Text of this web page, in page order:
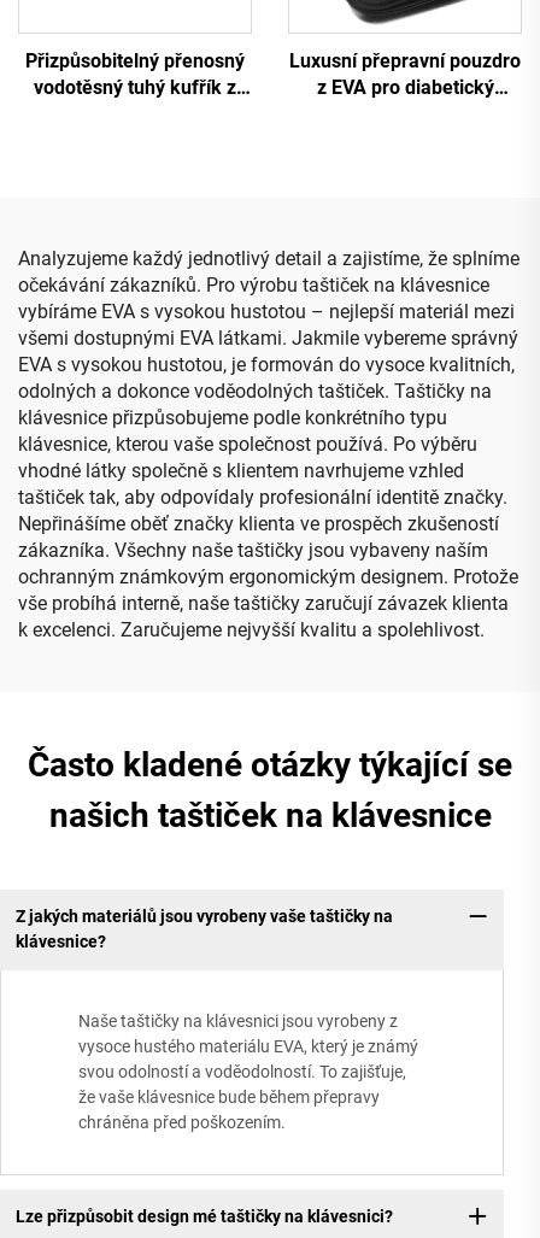
Přizpůsobitelný přenosný
vodotěsný tuhý kufřík z
Luxusní přepravní pouzdro
z EVA pro diabetický
inzulín
Analyzujeme každý jednotlivý detail a zajistíme, že splníme
očekávání zákazníků. Pro výrobu taštiček na klávesnice
vybíráme EVA s vysokou hustotou – nejlepší materiál mezi
všemi dostupnými EVA látkami. Jakmile vybereme správný
EVA s vysokou hustotou, je formován do vysoce kvalitních,
odolných a dokonce voděodolných taštiček. Taštičky na
klávesnice přizpůsobujeme podle konkrétního typu
klávesnice, kterou vaše společnost používá. Po výběru
vhodné látky společně s klientem navrhujeme vzhled
taštiček tak, aby odpovídaly profesionální identitě značky.
Nepřinášíme oběť značky klienta ve prospěch zkušeností
zákazníka. Všechny naše taštičky jsou vybaveny naším
ochranným známkovým ergonomickým designem. Protože
vše probíhá interně, naše taštičky zaručují závazek klienta
k excelenci. Zaručujeme nejvyšší kvalitu a spolehlivost.
Často kladené otázky týkající se
našich taštiček na klávesnice
Z jakých materiálů jsou vyrobeny vaše taštičky na
klávesnice?
Naše taštičky na klávesnici jsou vyrobeny z
vysoce hustého materiálu EVA, který je známý
svou odolností a voděodolností. To zajišťuje,
že vaše klávesnice bude během přepravy
chráněna před poškozením.
Lze přizpůsobit design mé taštičky na klávesnici?